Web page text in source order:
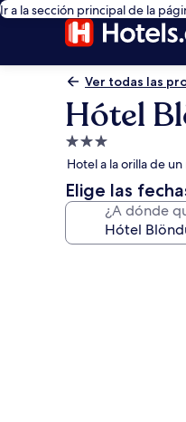
Ir a la sección principal de la
Ver todas las
Hótel
Propiedad
de
3.0
estrellas
Hotel a la orilla de
Elige las
¿A dónde